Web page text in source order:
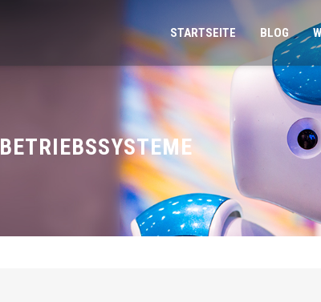
STARTSEITE BLOG
BETRIEBSSYSTEME